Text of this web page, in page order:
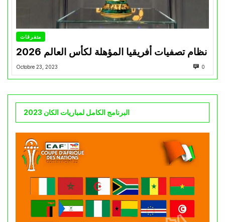
متفرقات
نظام تصفيات أفريقيا المؤهلة لكأس العالم 2026
Octobre 23, 2023 0
البرنامج الكامل لمباريات الكان 2023